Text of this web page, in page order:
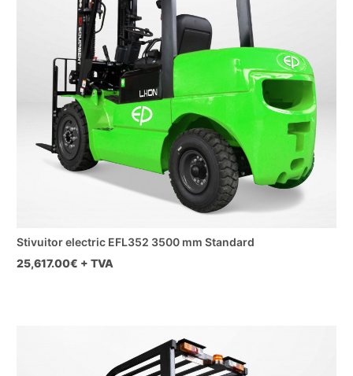
Stivuitor electric EFL352 3500 mm Standard
25,617.00€ + TVA